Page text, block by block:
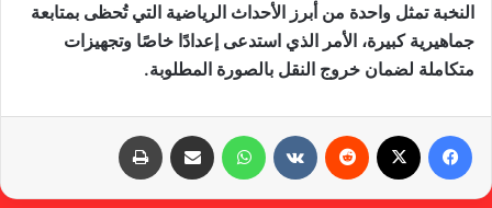
النخبة تمثل واحدة من أبرز الأحداث الرياضية التي تُحظى بمتابعة
جماهيرية كبيرة، الأمر الذي استدعى إعدادًا خاصًا وتجهيزات
متكاملة لضمان خروج النقل بالصورة المطلوبة.
واتساب